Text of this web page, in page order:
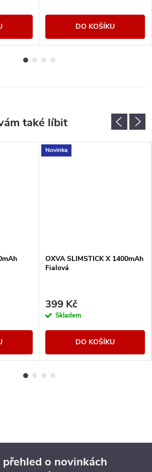
DO KOŠÍKU
Novinka
OXVA SLIMSTICK X 1400mAh
Fialová
399 Kč
Skladem
DO KOŠÍKU
o novinkách